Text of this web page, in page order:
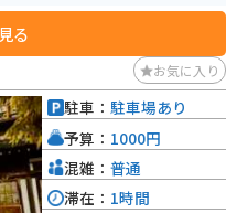
い地形をしており、その地域は八
ます。 佐田岬灯台は、
けていく夕日を見ることができ、
むことができます。灯台までは駐
アップダウンもあり少し疲れます
。岬からの眺めは素晴らしく、宇
田岬メロディーライン」と呼ば
海を見下ろす風光明媚なドライ
る
お気に入り
駐車： 駐車場あり
予算： 1000円
混雑： 普通
滞在： 1時間